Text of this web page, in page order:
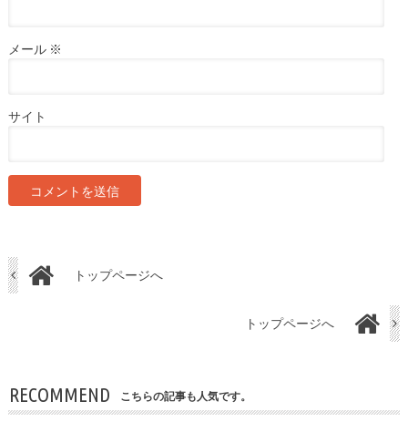
メール ※
サイト
トップページへ
トップページへ
RECOMMEND こちらの記事も人気です。